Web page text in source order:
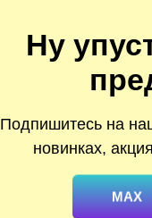
Ну
Подпишитесь на
новинках,
MAX